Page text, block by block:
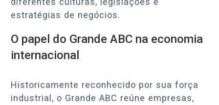
estratégias de negócios.
O papel do Grande ABC na economia
internacional
Historicamente reconhecido por sua força
industrial, o Grande ABC reúne empresas,